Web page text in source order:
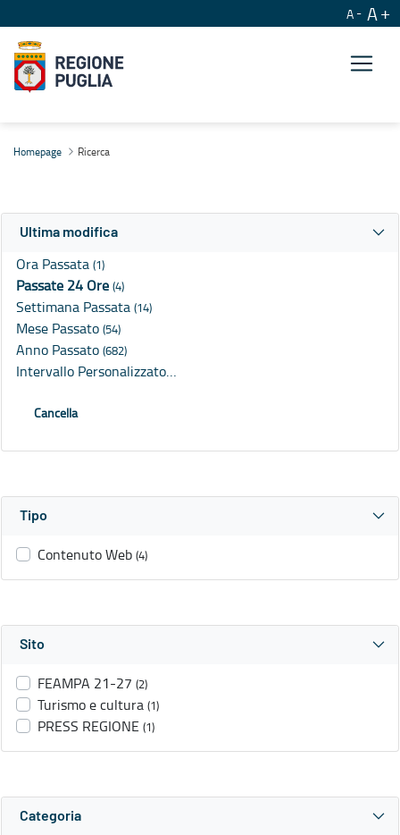
A A
Homepage Ricerca
Ultima modifica
Ora Passata (1)
Passate 24 Ore (4)
Settimana Passata (14)
Mese Passato (54)
Anno Passato (682)
Intervallo Personalizzato…
Cancella
Tipo
Contenuto Web (4)
Sito
FEAMPA 21-27 (2)
Turismo e cultura (1)
PRESS REGIONE (1)
Categoria